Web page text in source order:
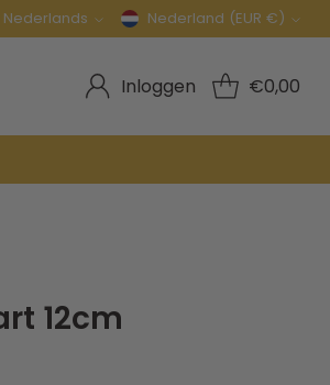
Inloggen €0,00
Taal
Nederlands Munteenheid
Nederland (EUR €)
12cm